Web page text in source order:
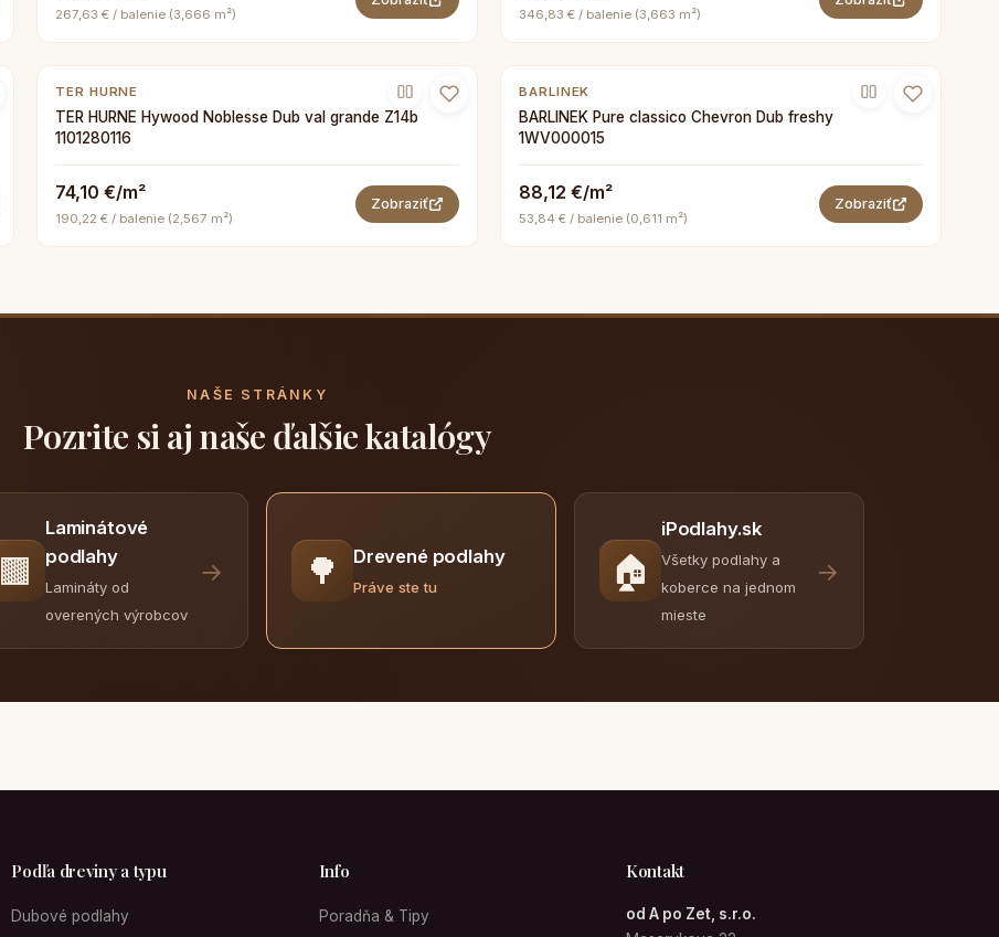
267,63 € / balenie (3,666 m²) 346,83 € / balenie (3,663 m²)
TER HURNE
TER HURNE Hywood Noblesse Dub val grande Z14b
1101280116
74,10 €/m²
190,22 € / balenie (2,567 m²)
Zobraziť
BARLINEK
BARLINEK Pure classico Chevron Dub freshy
1WV000015
88,12 €/m²
53,84 € / balenie (0,611 m²)
Zobraziť
NAŠE STRÁNKY
Pozrite si aj naše ďalšie katalógy
🟫
Laminátové
podlahy
Lamináty od
overených výrobcov
→ 🌳 Drevené podlahy
Práve ste tu 🏠
iPodlahy.sk
Všetky podlahy a
koberce na jednom
mieste
→
Podľa dreviny a typu
Dubové podlahy
Info
Poradňa & Tipy
Kontakt
od A po Zet, s.r.o.